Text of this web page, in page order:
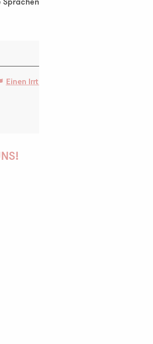
Sprachen
Sprachen
Einen Irrtum angeben